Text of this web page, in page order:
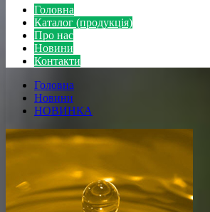
Головна
Каталог (продукція)
Про нас
Новини
Контакти
Головна
Новини
НОВИНКА